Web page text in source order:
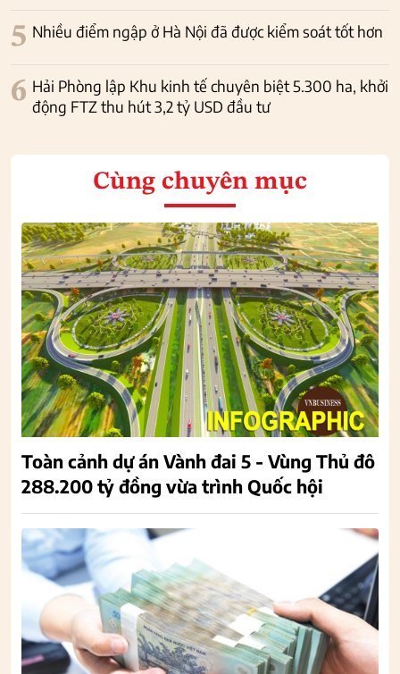
5 Nhiều điểm ngập ở Hà Nội đã được kiểm soát tốt hơn
6 Hải Phòng lập Khu kinh tế chuyên biệt 5.300 ha, khởi
động FTZ thu hút 3,2 tỷ USD đầu tư
Cùng chuyên mục
Toàn cảnh dự án Vành đai 5 - Vùng Thủ đô
288.200 tỷ đồng vừa trình Quốc hội